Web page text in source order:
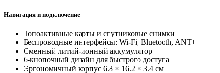
Навигация и подключение
Топоактивные карты и спутниковые снимки
Беспроводные интерфейсы: Wi-Fi, Bluetooth, ANT+
Сменный литий-ионный аккумулятор
6-кнопочный дизайн для быстрого доступа
Эргономичный корпус 6.8 × 16.2 × 3.4 см